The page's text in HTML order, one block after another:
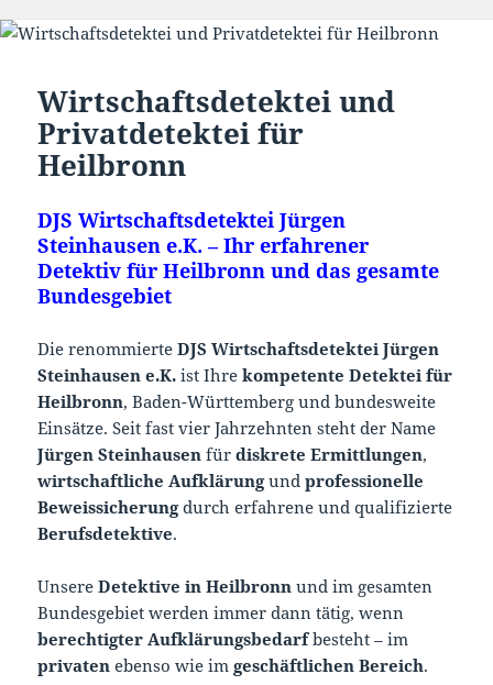
Wirtschaftsdetektei und
Privatdetektei für
Heilbronn
DJS Wirtschaftsdetektei Jürgen
Steinhausen e.K. – Ihr erfahrener
Detektiv für Heilbronn und das gesamte
Bundesgebiet
Die renommierteDJS Wirtschaftsdetektei Jürgen
Steinhausen e.K. ist Ihrekompetente Detektei für
Heilbronn, Baden-Württemberg und bundesweite
Einsätze. Seit fast vier Jahrzehnten steht der Name
Jürgen Steinhausen fürdiskrete Ermittlungen,
wirtschaftliche Aufklärungundprofessionelle
Beweissicherungdurch erfahrene und qualifizierte
Berufsdetektive.
UnsereDetektive in Heilbronn und im gesamten
Bundesgebiet werden immer dann tätig, wenn
berechtigter Aufklärungsbedarfbesteht – im
privaten ebenso wie imgeschäftlichen Bereich.